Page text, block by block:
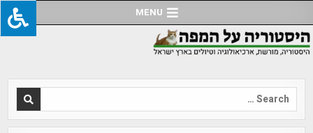
to
content
MENU
Search
for: